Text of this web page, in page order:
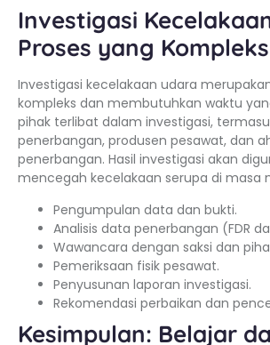
Investigasi
Proses yang Kompleks
Investigasi kecelakaan udara
kompleks dan membutuhkan waktu
pihak terlibat dalam investigasi,
penerbangan, produsen pesawat, dan
penerbangan. Hasil investigasi akan
mencegah kecelakaan serupa di masa
Pengumpulan data dan bukti.
Analisis data penerbangan (FDR
Wawancara dengan saksi dan
Pemeriksaan fisik pesawat.
Penyusunan laporan investigasi.
Rekomendasi perbaikan dan
Kesimpulan: Belajar